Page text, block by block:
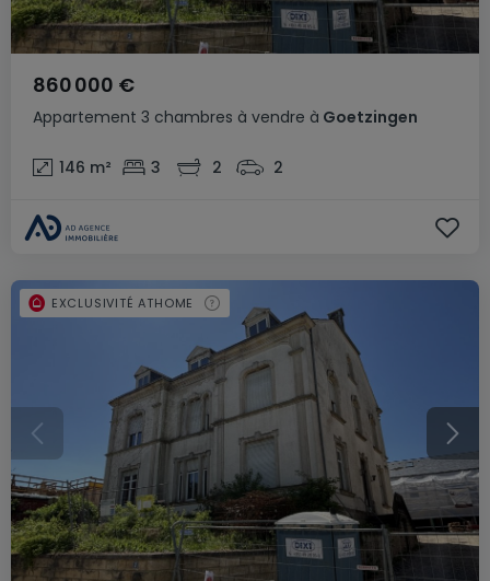
Appartement 3 chambres à vendre à Goetzingen
860 000 €
146 m² 3 2 2
EXCLUSIVITÉ ATHOME